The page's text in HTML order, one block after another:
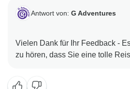
Antwort von: G Adventures
Vielen Dank für Ihr Feedback -